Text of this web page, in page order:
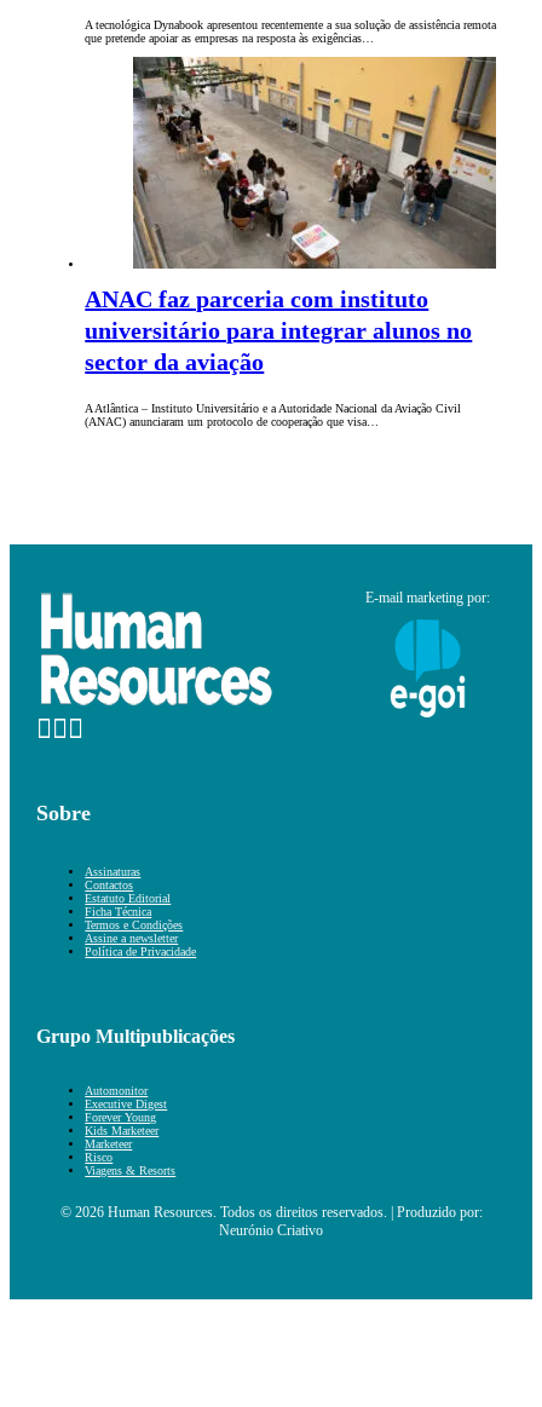
A tecnológica Dynabook apresentou recentemente a sua solução de assistência remota
que pretende apoiar as empresas na resposta às exigências…
ANAC faz parceria com instituto
universitário para integrar alunos no
sector da aviação
A Atlântica – Instituto Universitário e a Autoridade Nacional da Aviação Civil
(ANAC) anunciaram um protocolo de cooperação que visa…
E-mail marketing por:
Sobre
Assinaturas
Contactos
Estatuto Editorial
Ficha Técnica
Termos e Condições
Assine a newsletter
Política de Privacidade
Grupo Multipublicações
Automonitor
Executive Digest
Forever Young
Kids Marketeer
Marketeer
Risco
Viagens & Resorts
© 2026 Human Resources. Todos os direitos reservados. | Produzido por:
Neurónio Criativo